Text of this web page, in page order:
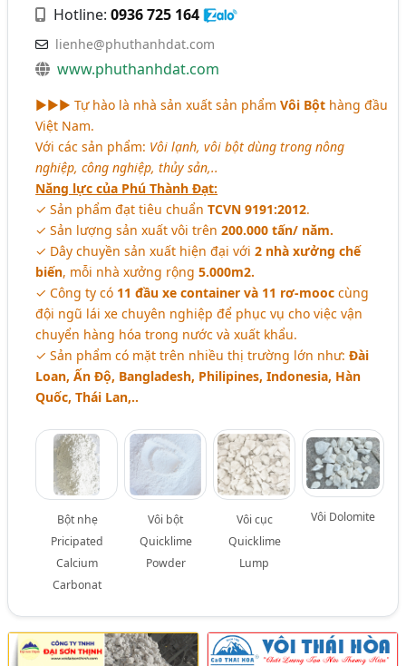
Hotline:0936 725 164
lienhe@phuthanhdat.com
www.phuthanhdat.com
►►► Tự hào là nhà sản xuất sản phẩmVôi Bột hàng đầu
Việt Nam.
Với các sản phẩm: Vôi lạnh, vôi bột dùng trong nông
nghiệp, công nghiệp, thủy sản,..
Năng lực của Phú Thành Đạt:
✓ Sản phẩm đạt tiêu chuẩnTCVN 9191:2012.
✓ Sản lượng sản xuất vôi trên200.000 tấn/ năm.
✓ Dây chuyền sản xuất hiện đại với2 nhà xưởng chế
biến, mỗi nhà xưởng rộng5.000m2.
✓ Công ty có 11 đầu xe container và 11 rơ-mooc cùng
đội ngũ lái xe chuyên nghiệp để phục vụ cho việc vận
chuyển hàng hóa trong nước và xuất khẩu.
✓ Sản phẩm có mặt trên nhiều thị trường lớn như:Đài
Loan, Ấn Độ, Bangladesh, Philipines, Indonesia, Hàn
Quốc, Thái Lan,..
Bột nhẹ
Pricipated
Calcium
Carbonat
Vôi bột
Quicklime
Powder
Vôi cục
Quicklime
Lump
Vôi Dolomite